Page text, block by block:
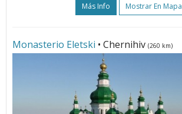
Más Info Mostrar En Mapa
Monasterio Eletski • Chernihiv (260 km)